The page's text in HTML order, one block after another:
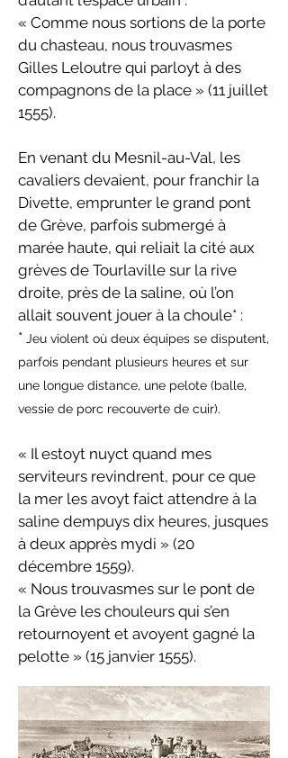
« Comme nous sortions de la porte
du chasteau, nous trouvasmes
Gilles Leloutre qui parloyt à des
compagnons de la place » (11 juillet
1555).
En venant du Mesnil-au-Val, les
cavaliers devaient, pour franchir la
Divette, emprunter le grand pont
de Grève, parfois submergé à
marée haute, qui reliait la cité aux
grèves de Tourlaville sur la rive
droite, près de la saline, où l’on
allait souvent jouer à la choule* :
* Jeu violent où deux équipes se disputent,
parfois pendant plusieurs heures et sur
une longue distance, une pelote (balle,
vessie de porc recouverte de cuir).
« Il estoyt nuyct quand mes
serviteurs revindrent, pour ce que
la mer les avoyt faict attendre à la
saline dempuys dix heures, jusques
à deux apprès mydi » (20
décembre 1559).
« Nous trouvasmes sur le pont de
la Grève les chouleurs qui s’en
retournoyent et avoyent gagné la
pelotte » (15 janvier 1555).